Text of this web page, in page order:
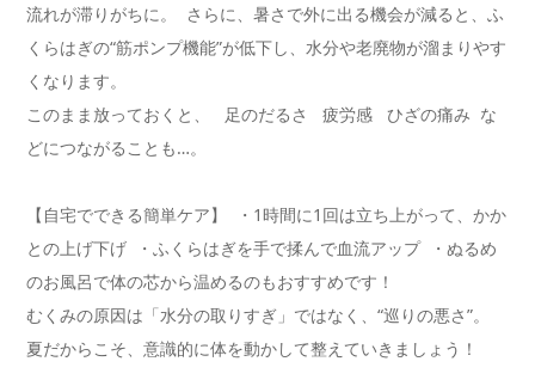
流れが滞りがちに。 さらに、暑さで外に出る機会が減ると、ふ
くらはぎの“筋ポンプ機能”が低下し、水分や老廃物が溜まりやす
くなります。
このまま放っておくと、 足のだるさ 疲労感 ひざの痛み な
どにつながることも…。
【自宅でできる簡単ケア】 ・1時間に1回は立ち上がって、かか
との上げ下げ ・ふくらはぎを手で揉んで血流アップ ・ぬるめ
のお風呂で体の芯から温めるのもおすすめです！
むくみの原因は「水分の取りすぎ」ではなく、“巡りの悪さ”。
夏だからこそ、意識的に体を動かして整えていきましょう！